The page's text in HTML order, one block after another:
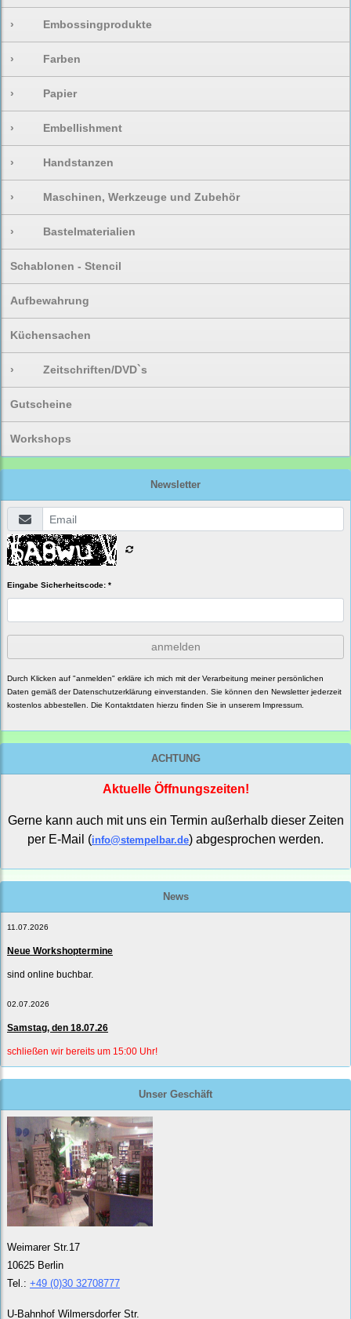
› Embossingprodukte
› Farben
› Papier
› Embellishment
› Handstanzen
› Maschinen, Werkzeuge und Zubehör
› Bastelmaterialien
Schablonen - Stencil
Aufbewahrung
Küchensachen
› Zeitschriften/DVD`s
Gutscheine
Workshops
Newsletter
Eingabe Sicherheitscode: *
anmelden
Durch Klicken auf "anmelden" erkläre ich mich mit der Verarbeitung meiner persönlichen
Daten gemäß derDatenschutzerklärung einverstanden. Sie können den Newsletter jederzeit
kostenlos abbestellen. Die Kontaktdaten hierzu finden Sie in unserem Impressum.
ACHTUNG
Aktuelle Öffnungszeiten!
Gerne kann auch mit uns ein Termin außerhalb dieser Zeiten
per E-Mail (info@stempelbar.de) abgesprochen werden.
News
11.07.2026
Neue Workshoptermine
sind online buchbar.
02.07.2026
Samstag, den 18.07.26
schließen wir bereits um 15:00 Uhr!
Unser Geschäft
Weimarer Str.17
10625 Berlin
Tel.: +49 (0)30 32708777
U-Bahnhof Wilmersdorfer Str.